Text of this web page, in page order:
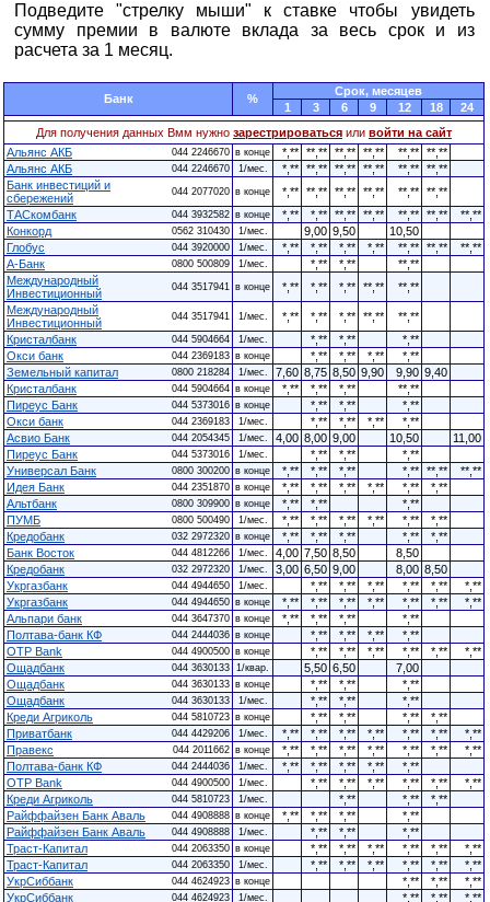
Подведите "стрелку мыши" к ставке чтобы увидеть
сумму премии в валюте вклада за весь срок и из
расчета за 1 месяц.
Банк %
Cрок, месяцев
1
3 6 9 12 18
24
Для получения данных Вмм нужно зарестрироваться или войти на сайт
Альянс АКБ
044 2246670 в конце *,** **,** **,** **,** **,** **,**
Альянс АКБ
044 2246670 1/мес. *,** **,** **,** **,** **,** **,**
Банк инвестиций и
сбережений
044 2077020 в конце *,** **,** **,** **,** **,** **,**
ТАСкомбанк
044 3932582 в конце *,** *,** **,** **,** **,** **,**
**,**
Конкорд
0562 310430 1/мес. 9,00 9,50
10,50
Глобус
044 3920000 1/мес. *,** *,** *,** *,** **,** **,**
**,**
А-Банк
0800 500809 1/мес. *,** *,**
**,**
Международный
Инвестиционный
044 3517941 в конце *,** *,** *,** **,**
**,**
Международный
Инвестиционный
044 3517941 1/мес. *,** *,** *,** **,**
**,**
Кристалбанк
044 5904664 1/мес. *,** *,**
*,**
Окси банк
044 2369183 в конце *,** *,** *,**
*,**
Земельный капитал
0800 218284 1/мес. 7,60 8,75 8,50 9,90 9,90 9,40
Кристалбанк
044 5904664 в конце *,** *,** *,**
**,**
Пиреус Банк
044 5373016 в конце *,** *,**
*,**
Окси банк
044 2369183 1/мес. *,** *,** *,**
*,**
Асвио Банк
044 2054345 1/мес. 4,00 8,00 9,00 10,50
11,00
Пиреус Банк
044 5373016 1/мес. *,** *,**
*,**
Универсал Банк
0800 300200 в конце *,** *,** *,** *,** **,**
**,**
Идея Банк
044 2351870 в конце *,** *,** *,** *,** *,**
*,**
Альтбанк
0800 309900 в конце *,** *,**
*,**
ПУМБ
0800 500490 1/мес. *,** *,** *,** *,** *,**
*,**
Кредобанк
032 2972320 в конце *,** *,** *,** *,**
*,**
Банк Восток
044 4812266 1/мес. 4,00 7,50 8,50
8,50
Кредобанк
032 2972320 1/мес. 3,00 6,50 9,00 8,00 8,50
Укргазбанк
044 4944650 1/мес. *,** *,** *,** *,** *,**
*,**
Укргазбанк
044 4944650 в конце *,** *,** *,** *,** *,** *,**
*,**
Альпари банк
044 3647370 в конце *,** *,** *,**
*,**
Полтава-банк КФ
044 2444036 в конце *,** *,** *,**
*,**
OTP Bank
044 4900500 в конце *,** *,** *,** *,** *,**
*,**
Ощадбанк
044 3630133 1/квар. 5,50 6,50
7,00
Ощадбанк
044 3630133 в конце *,** *,**
*,**
Ощадбанк
044 3630133 1/мес. *,** *,**
*,**
Креди Агриколь
044 5810723 в конце *,** *,** *,**
*,**
Приватбанк
044 4429206 1/мес. *,** *,** *,** *,** *,** *,**
*,**
Правекс
044 2011662 в конце *,** *,** *,** *,** *,** *,**
*,**
Полтава-банк КФ
044 2444036 1/мес. *,** *,** *,** *,**
*,**
OTP Bank
044 4900500 1/мес. *,** *,** *,** *,** *,**
*,**
Креди Агриколь
044 5810723 1/мес. *,** *,**
*,**
Райффайзен Банк Аваль
044 4908888 в конце *,** *,** *,**
*,**
Райффайзен Банк Аваль
044 4908888 1/мес. *,** *,**
*,**
Траст-Капитал
044 2063350 в конце *,** *,** *,** *,** *,**
*,**
Траст-Капитал
044 2063350 1/мес. *,** *,** *,** *,** *,**
*,**
УкрСиббанк
044 4624923 в конце *,** *,**
*,**
УкрСиббанк
044 4624923 1/мес. *,** *,** *,**